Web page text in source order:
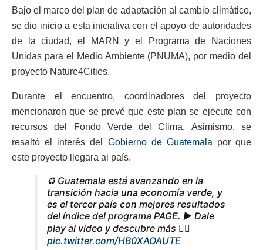
Bajo el marco del plan de adaptación al cambio climático,
se dio inicio a esta iniciativa con el apoyo de autoridades
de la ciudad, el MARN y el Programa de Naciones
Unidas para el Medio Ambiente (PNUMA), por medio del
proyecto Nature4Cities.
Durante el encuentro, coordinadores del proyecto
mencionaron que se prevé que este plan se ejecute con
recursos del Fondo Verde del Clima. Asimismo, se
resaltó el interés del
Gobierno de Guatemala por que
este proyecto llegara al país.
♻️ Guatemala está avanzando en la
transición hacia una economía verde, y
es el tercer país con mejores resultados
del índice del programa PAGE. ▶️ Dale
play al video y descubre más 👇🏼
pic.twitter.com/HB0XAOAUTE